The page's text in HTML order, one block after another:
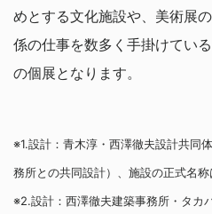
めとする文化施設や、美術展
係の仕事を数多く手掛けてい
の個展となります。
※1.設計：青木淳・西澤徹夫設計共同
務所との共同設計）、施設の正式名称
※2.設計：西澤徹夫建築事務所・タカ